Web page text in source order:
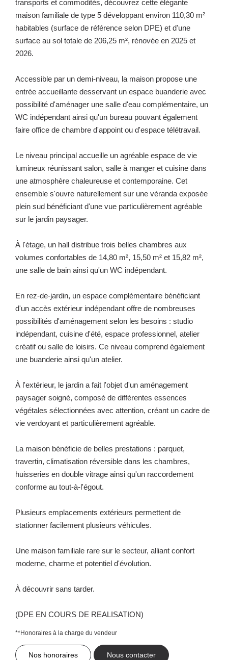
transports et commodités, découvrez cette élégante
maison familiale de type 5 développant environ 110,30 m²
habitables (surface de référence selon DPE) et d'une
surface au sol totale de 206,25 m², rénovée en 2025 et
2026.
Accessible par un demi-niveau, la maison propose une
entrée accueillante desservant un espace buanderie avec
possibilité d'aménager une salle d'eau complémentaire, un
WC indépendant ainsi qu'un bureau pouvant également
faire office de chambre d'appoint ou d'espace télétravail.
Le niveau principal accueille un agréable espace de vie
lumineux réunissant salon, salle à manger et cuisine dans
une atmosphère chaleureuse et contemporaine. Cet
ensemble s'ouvre naturellement sur une véranda exposée
plein sud bénéficiant d'une vue particulièrement agréable
sur le jardin paysager.
À l'étage, un hall distribue trois belles chambres aux
volumes confortables de 14,80 m², 15,50 m² et 15,82 m²,
une salle de bain ainsi qu'un WC indépendant.
En rez-de-jardin, un espace complémentaire bénéficiant
d'un accès extérieur indépendant offre de nombreuses
possibilités d'aménagement selon les besoins : studio
indépendant, cuisine d'été, espace professionnel, atelier
créatif ou salle de loisirs. Ce niveau comprend également
une buanderie ainsi qu'un atelier.
À l'extérieur, le jardin a fait l'objet d'un aménagement
paysager soigné, composé de différentes essences
végétales sélectionnées avec attention, créant un cadre de
vie verdoyant et particulièrement agréable.
La maison bénéficie de belles prestations : parquet,
travertin, climatisation réversible dans les chambres,
huisseries en double vitrage ainsi qu'un raccordement
conforme au tout-à-l'égout.
Plusieurs emplacements extérieurs permettent de
stationner facilement plusieurs véhicules.
Une maison familiale rare sur le secteur, alliant confort
moderne, charme et potentiel d'évolution.
À découvrir sans tarder.
(DPE EN COURS DE REALISATION)
**Honoraires à la charge du vendeur
Nos honoraires Nous contacter